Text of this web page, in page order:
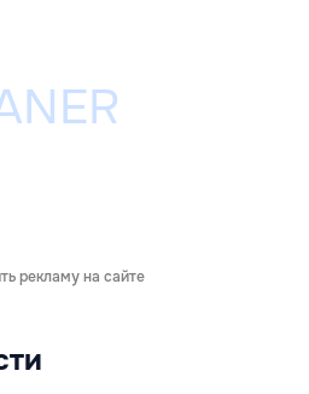
рекламу на сайте